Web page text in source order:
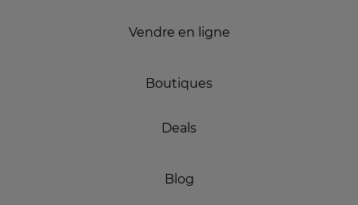
Vendre en ligne
Boutiques
Deals
Blog